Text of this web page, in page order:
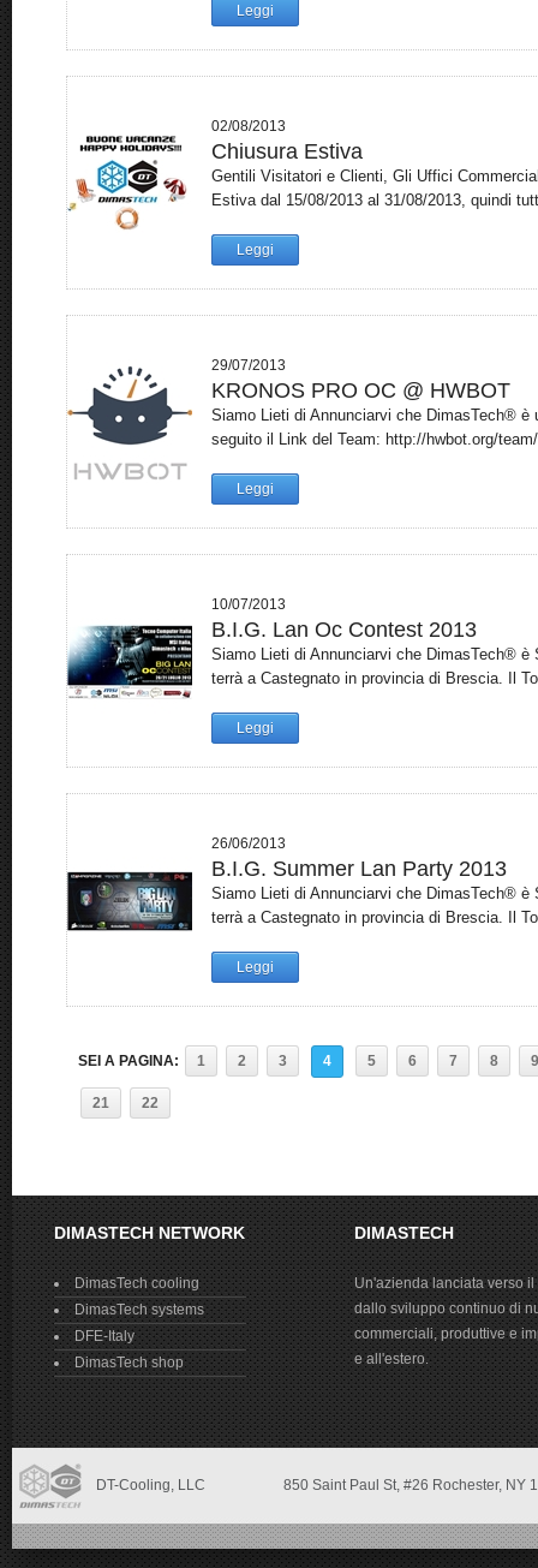
Leggi
02/08/2013
Chiusura Estiva
Gentili Visitatori e Clienti, Gli Uffici
Estiva dal 15/08/2013 al 31/08/2013, quindi
Leggi
29/07/2013
KRONOS PRO OC @ HWBOT
Siamo Lieti di Annunciarvi che DimasTech®
seguito il Link del Team: http://hwbot.org/
Leggi
10/07/2013
B.I.G. Lan Oc Contest 2013
Siamo Lieti di Annunciarvi che DimasTech®
terrà a Castegnato in provincia di Brescia. Il
Leggi
26/06/2013
B.I.G. Summer Lan Party 2013
Siamo Lieti di Annunciarvi che DimasTech®
terrà a Castegnato in provincia di Brescia. Il
Leggi
SEI A PAGINA: 1 2 3 4 5 6 7 8 9
21 22
DIMASTECH NETWORK
DimasTech cooling
DimasTech systems
DFE-Italy
DimasTech shop
DIMASTECH
Un'azienda lanciata verso
dallo sviluppo continuo di
commerciali, produttive e
e all'estero.
DT-Cooling, LLC 850 Saint Paul St, #26 Rochester, NY